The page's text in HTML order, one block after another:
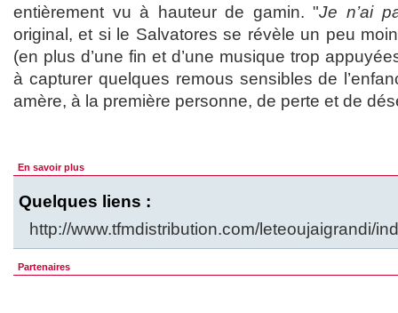
entièrement vu à hauteur de gamin. "Je n’ai
original, et si le Salvatores se révèle un peu
(en plus d’une fin et d’une musique trop
à capturer quelques remous sensibles de
amère, à la première personne, de perte et de
En savoir plus
Quelques liens :
http://www.tfmdistribution.com/leteoujaigrandi/
Partenaires